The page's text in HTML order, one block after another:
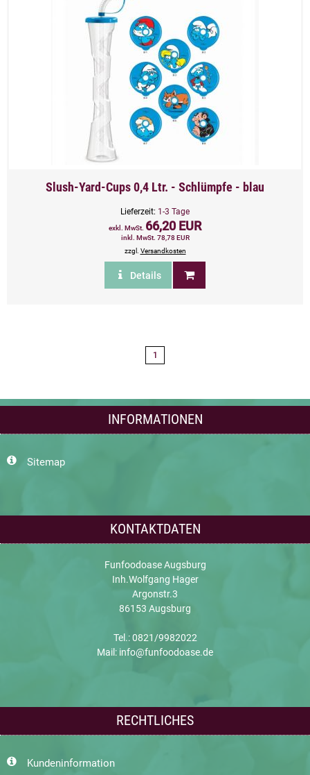
Slush-Yard-Cups 0,4 Ltr. - Schlümpfe - blau
Lieferzeit: 1-3 Tage
exkl. MwSt. 66,20 EUR
inkl. MwSt. 78,78 EUR
zzgl. Versandkosten
Details
1
INFORMATIONEN
Sitemap
KONTAKTDATEN
Funfoodoase Augsburg
Inh.Wolfgang Hager
Argonstr.3
86153 Augsburg
Tel.: 0821/9982022
Mail: info@funfoodoase.de
RECHTLICHES
Kundeninformation